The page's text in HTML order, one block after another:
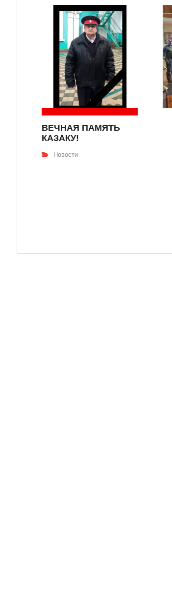
ВЕЧНАЯ ПАМЯТЬ
КАЗАКУ!
Новости